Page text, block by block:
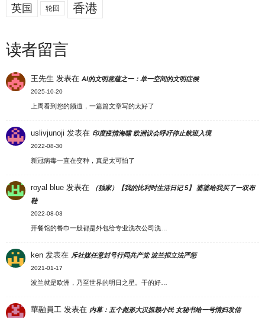
英国 轮回 香港
读者留言
王先生 发表在AI的文明意蕴之一：单一空间的文明症候
2025-10-20
上周看到您的频道，一篇篇文章写的太好了
uslivjunoji 发表在 印度疫情海啸 欧洲议会呼吁停止航班入境
2022-08-30
新冠病毒一直在变种，真是太可怕了
royal blue 发表在
（独家）【我的比利时生活日记 5】 婆婆给我买了一双布
鞋
2022-08-03
开餐馆的餐巾一般都是外包给专业洗衣公司洗…
ken 发表在 斥社媒任意封号行同共产党 波兰拟立法严惩
2021-01-17
波兰就是欧洲，乃至世界的明日之星。干的好…
華融員工 发表在 内幕：五个彪形大汉抓赖小民 女秘书给一号情妇发信